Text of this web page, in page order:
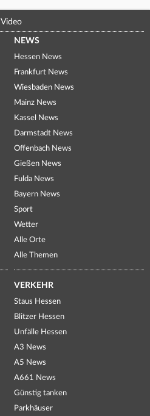
Video
NEWS
Hessen News
Frankfurt News
Wiesbaden News
Mainz News
Kassel News
Darmstadt News
Offenbach News
Gießen News
Fulda News
Bayern News
Sport
Wetter
Alle Orte
Alle Themen
VERKEHR
Staus Hessen
Blitzer Hessen
Unfälle Hessen
A3 News
A5 News
A661 News
Günstig tanken
Parkhäuser